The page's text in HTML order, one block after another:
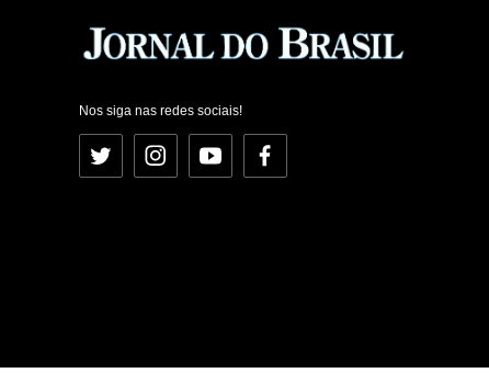
Nos siga nas redes sociais!
Twitter InstagramYouTubeFacebook